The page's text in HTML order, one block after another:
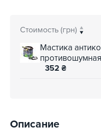
Стоимость (грн)
Мастика
352 ₴
Описание